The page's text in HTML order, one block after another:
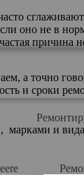
оно не в
причина
а точно
и сроки
марками и